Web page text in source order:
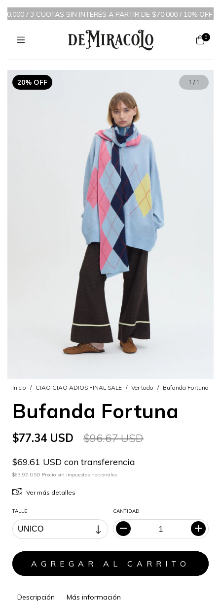
/ 3 CUOTAS SIN INTERÉS A PARTIR DE $70.000 / 10% OFF
0
20% OFF 1 / 1
Inicio / CIAO CIAO ADIOS FINAL SALE / Ver todo / Bufanda Fortuna
Bufanda Fortuna
$77.34 USD $96.67 USD
$69.61 USD con transferencia
$63.92 USD Precio sin impuestos nacionales
Ver más detalles
TALLE CANTIDAD
Descripción Más información